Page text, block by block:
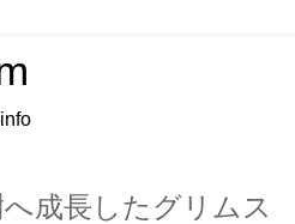
成長したグリムス